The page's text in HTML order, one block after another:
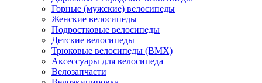
Горные (мужские) велосипеды
Женские велосипеды
Подростковые велосипеды
Детские велосипеды
Трюковые велосипеды (BMX)
Аксессуары для велосипеда
Велозапчасти